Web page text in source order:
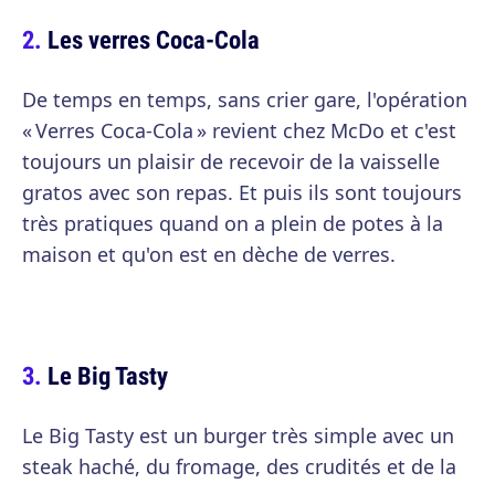
Les verres Coca-Cola
De temps en temps, sans crier gare, l'opération
« Verres Coca-Cola » revient chez McDo et c'est
toujours un plaisir de recevoir de la vaisselle
gratos avec son repas. Et puis ils sont toujours
très pratiques quand on a plein de potes à la
maison et qu'on est en dèche de verres.
Le Big Tasty
Le Big Tasty est un burger très simple avec un
steak haché, du fromage, des crudités et de la